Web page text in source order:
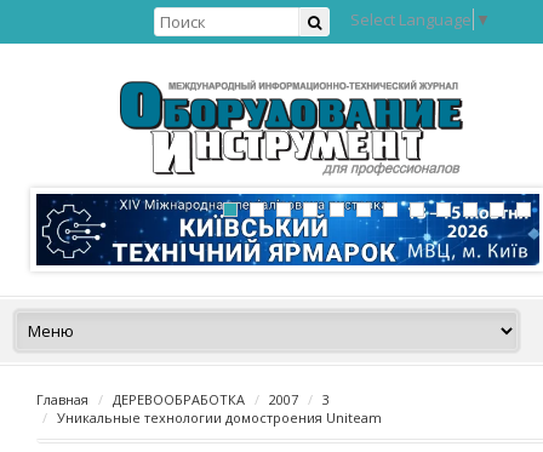
Select Language ▼
Главная ДЕРЕВООБРАБОТКА 2007
3
Уникальные технологии домостроения Uniteam